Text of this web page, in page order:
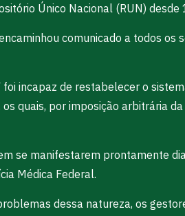
Único Nacional (RUN) desde
comunicado a todos
incapaz de restabelecer o
quais, por imposição arbitrária
se manifestarem prontamente
Médica Federal.
dessa natureza, os